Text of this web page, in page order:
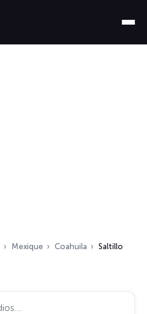
Mexique Coahuila Saltillo